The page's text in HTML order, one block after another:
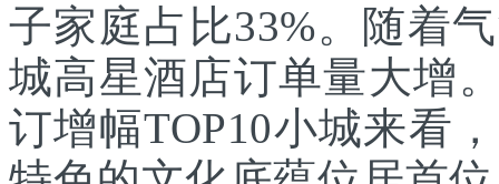
子家庭占比33%。随着
城高星酒店订单量大增
订增幅TOP10小城来看